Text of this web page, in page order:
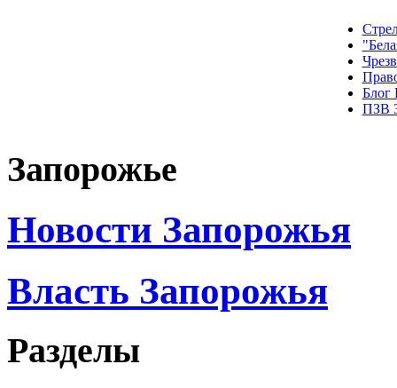
Блог
ПЗВ
Запорожье
Новости Запорожья
Власть Запорожья
Разделы